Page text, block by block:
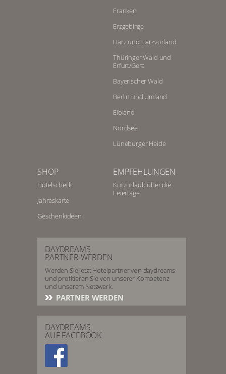
Franken
Erzgebirge
Harz und Harzvorland
Thüringer Wald und
Erfurt/Gera
Bayerischer Wald
Berlin und Umland
Elbland
Nordsee
Lüneburger Heide
SHOP
Hotelscheck
Jahreskarte
Geschenkideen
EMPFEHLUNGEN
Kurzurlaub über die
Feiertage
DAYDREAMS
PARTNER WERDEN
Werden Sie jetzt Hotelpartner von daydreams
und profitieren Sie von unserer Kompetenz
und unserem Netzwerk.
PARTNER WERDEN
DAYDREAMS
AUF FACEBOOK